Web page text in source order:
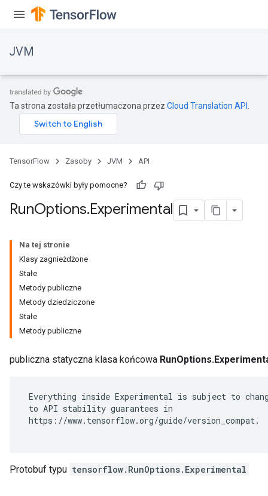
JVM
Ta strona została przetłumaczona przez Cloud Translation API
TensorFlow Zasoby JVM API
Czy te wskazówki były pomocne?
RunOptions.Experimental
Na tej stronie
Klasy zagnieżdżone
Stałe
Metody publiczne
Metody dziedziczone
Stałe
Metody publiczne
publiczna statyczna klasa końcowa
Everything inside Experimental is subject to
to API stability guarantees in
https://www.tensorflow.org/guide/version_compat.
Protobuf typu tensorflow.RunOptions.Experimental